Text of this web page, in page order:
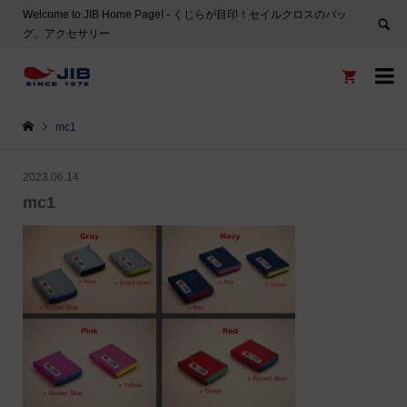
Welcome to JIB Home Page! ‐ くじらが目印！セイルクロスのバッ
グ、アクセサリー


mc1
2023.06.14
mc1